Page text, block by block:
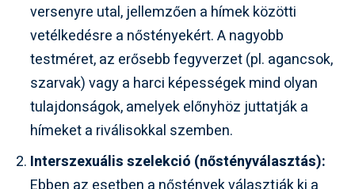
versenyre utal, jellemzően a hímek közötti
vetélkedésre a nőstényekért. A nagyobb
testméret, az erősebb fegyverzet (pl. agancsok,
szarvak) vagy a harci képességek mind olyan
tulajdonságok, amelyek előnyhöz juttatják a
hímeket a riválisokkal szemben.
Interszexuális szelekció (nőstényválasztás):